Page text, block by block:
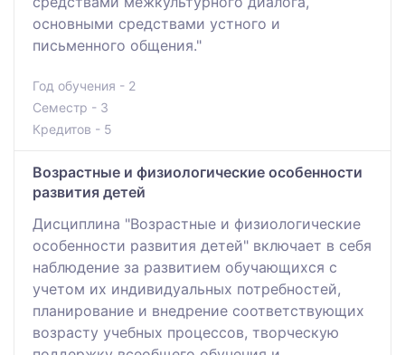
основными средствами устного и
письменного общения."
Год обучения - 2
Семестр - 3
Кредитов - 5
Возрастные и физиологические особенности
развития детей
Дисциплина "Возрастные и физиологические
особенности развития детей" включает в себя
наблюдение за развитием обучающихся с
учетом их индивидуальных потребностей,
планирование и внедрение соответствующих
возрасту учебных процессов, творческую